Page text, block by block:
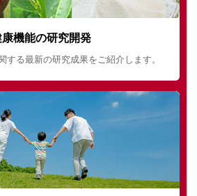
康機能の研究開発
する最新の研究成果をご紹介します。